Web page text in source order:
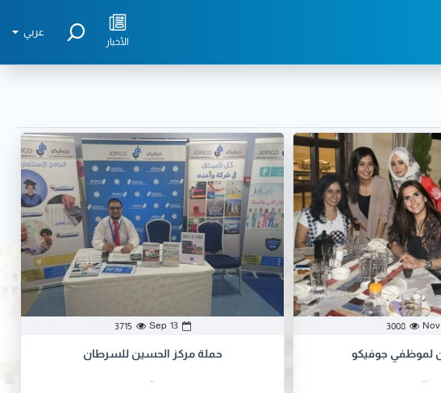
عربي
الأخبار
Nov
3008
لموظفي جوفيكو
..
13
Sep
3715
حملة مركز الحسين للسرطان
..